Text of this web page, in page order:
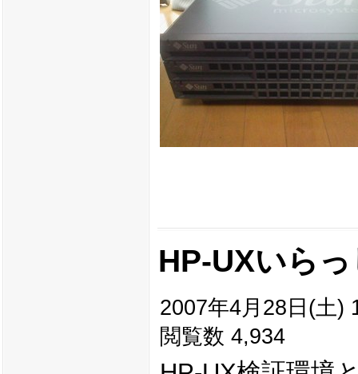
HP-UXいら
2007年4月28日(土)
閲覧数 4,934